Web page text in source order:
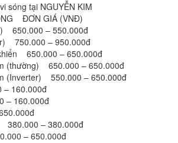
sóng tại NGUYỄN KIM
ĐƠN GIÁ (VNĐ)
650.000 – 550.000đ
750.000 – 950.000đ
650.000 – 650.000đ
(thường) 650.000 – 650.000đ
(Inverter) 550.000 – 650.000đ
160.000đ
– 160.000đ
380.000 – 380.000đ
– 650.000đ